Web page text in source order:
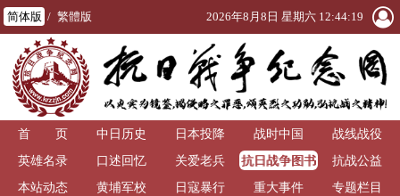
简体版 / 繁體版 2026年8月8日 星期六 12:44:21
首 页 中日历史 日本投降 战时中国
战线战役
英雄名录
口述回忆 关爱老兵
抗日战争图书
馆
抗战公益
本站动态
黄埔军校 日寇暴行 重大事件
专题栏目